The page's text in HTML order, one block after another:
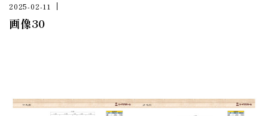
2025-02-11
画像30